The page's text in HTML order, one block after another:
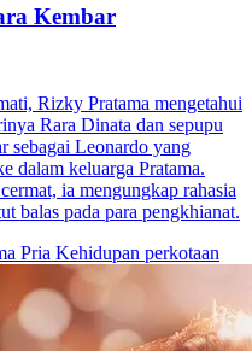
menemukan Ella. Lia si anak
Ella, untuk mencelakai
nggak sengaja, mereka
Jordan sang protagonis pria
kebakaran yang disebabkan
dia kembali membawa
pada orang-orang
Channel Wanita, Balas
Utama Wanita Kuat